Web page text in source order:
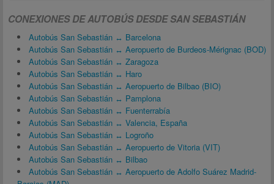
CONEXIONES DE AUTOBÚS DESDE SAN SEBASTIÁN
Autobús San Sebastián ↔ Barcelona
Autobús San Sebastián ↔ Aeropuerto de Burdeos-Mérignac (BOD)
Autobús San Sebastián ↔ Zaragoza
Autobús San Sebastián ↔ Haro
Autobús San Sebastián ↔ Aeropuerto de Bilbao (BIO)
Autobús San Sebastián ↔ Pamplona
Autobús San Sebastián ↔ Fuenterrabía
Autobús San Sebastián ↔ Valencia, España
Autobús San Sebastián ↔ Logroño
Autobús San Sebastián ↔ Aeropuerto de Vitoria (VIT)
Autobús San Sebastián ↔ Bilbao
Autobús San Sebastián ↔ Aeropuerto de Adolfo Suárez Madrid-